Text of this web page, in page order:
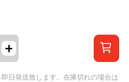
+
日発送致します。在庫切れの場合は